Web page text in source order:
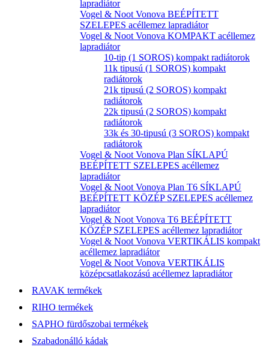
lapradiátor
Vogel & Noot Vonova BEÉPÍTETT
SZELEPES acéllemez lapradiátor
Vogel & Noot Vonova KOMPAKT acéllemez
lapradiátor
10-tip (1 SOROS) kompakt radiátorok
11k tipusú (1 SOROS) kompakt
radiátorok
21k tipusú (2 SOROS) kompakt
radiátorok
22k tipusú (2 SOROS) kompakt
radiátorok
33k és 30-tipusú (3 SOROS) kompakt
radiátorok
Vogel & Noot Vonova Plan SÍKLAPÚ
BEÉPÍTETT SZELEPES acéllemez
lapradiátor
Vogel & Noot Vonova Plan T6 SÍKLAPÚ
BEÉPÍTETT KÖZÉP SZELEPES acéllemez
lapradiátor
Vogel & Noot Vonova T6 BEÉPÍTETT
KÖZÉP SZELEPES acéllemez lapradiátor
Vogel & Noot Vonova VERTIKÁLIS kompakt
acéllemez lapradiátor
Vogel & Noot Vonova VERTIKÁLIS
középcsatlakozású acéllemez lapradiátor
RAVAK termékek
RIHO termékek
SAPHO fürdőszobai termékek
Szabadonálló kádak